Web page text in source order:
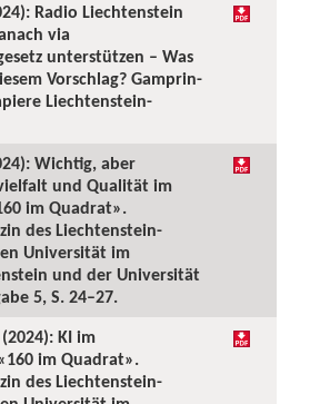
Radio Liechtenstein
via
unterstützen – Was
Vorschlag? Gamprin-
Liechtenstein-
Wichtig, aber
und Qualität im
im Quadrat».
des Liechtenstein-
Universität im
und der Universität
5, S. 24–27.
KI im
im Quadrat».
des Liechtenstein-